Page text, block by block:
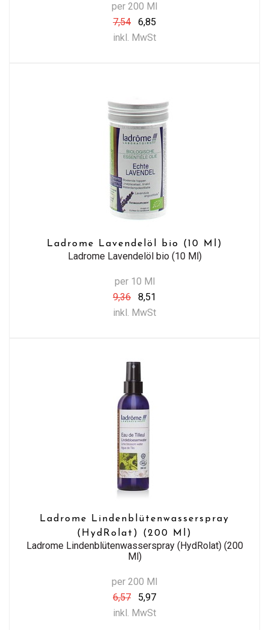
per 200 Ml
7,54
6,85
inkl. MwSt
Ladrome Lavendelöl bio (10 Ml)
Ladrome Lavendelöl bio (10 Ml)
per 10 Ml
9,36
8,51
inkl. MwSt
Ladrome Lindenblütenwasserspray
(HydRolat) (200 Ml)
Ladrome Lindenblütenwasserspray (HydRolat) (200
Ml)
per 200 Ml
6,57
5,97
inkl. MwSt